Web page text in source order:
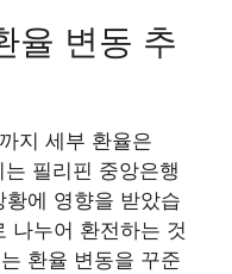
율 변동 추
지 세부 환율은
필리핀 중앙은행
에 영향을 받았습
나누어 환전하는 것
환율 변동을 꾸준